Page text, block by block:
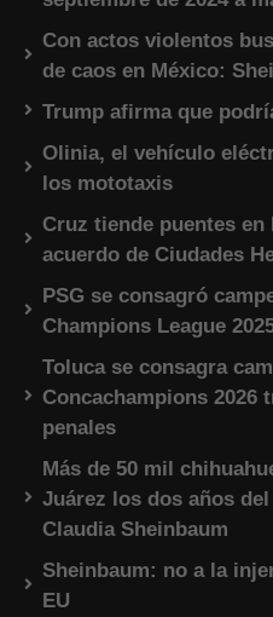
Con actos violentos
de caos en México:
Trump afirma que
Olinia, el vehículo
los mototaxis
Cruz tiende puentes
acuerdo de Ciudades
PSG se consagró
Champions League
Toluca se consagra
Concachampions 2026
penales
Más de 50 mil
Juárez los dos años
Claudia Sheinbaum
Sheinbaum: no a la
EU